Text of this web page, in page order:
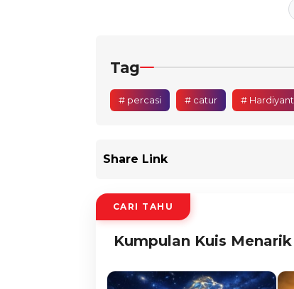
Tag
# percasi # catur #
Share Link
CARI TAHU
Kumpulan Kuis Menarik